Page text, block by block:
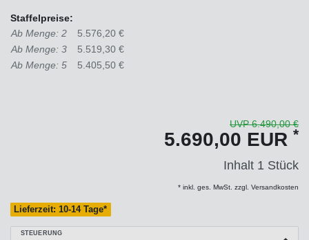
Staffelpreise:
Ab Menge: 2
5.576,20 €
Ab Menge: 3
5.519,30 €
Ab Menge: 5
5.405,50 €
UVP 6.490,00 €
5.690,00 EUR *
Inhalt 1 Stück
* inkl. ges. MwSt. zzgl. Versandkosten
Lieferzeit: 10-14 Tage*
STEUERUNG